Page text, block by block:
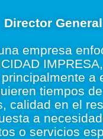
Director General
empresa
a
tiempos
calidad en el
a
o servicios